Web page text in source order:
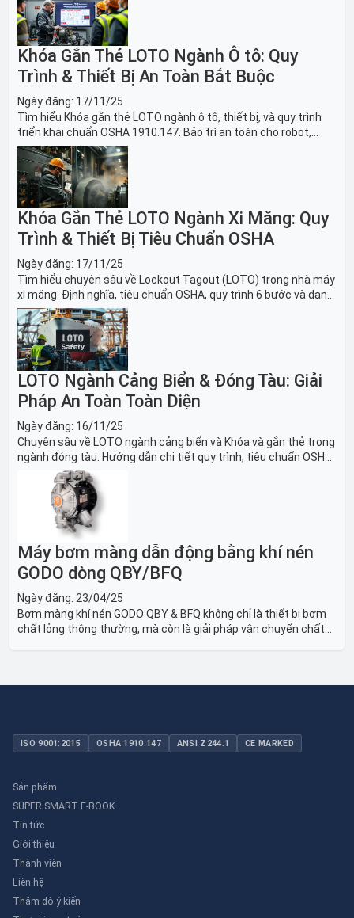
Khóa Gắn Thẻ LOTO Ngành Ô tô: Quy
Trình & Thiết Bị An Toàn Bắt Buộc
Ngày đăng: 17/11/25
Tìm hiểu Khóa gắn thẻ LOTO ngành ô tô, thiết bị, và quy trình
triển khai chuẩn OSHA 1910.147. Bảo trì an toàn cho robot,
băng tải sản xuất ô tô và dây chuyền lắp ráp xe hơi.
Khóa Gắn Thẻ LOTO Ngành Xi Măng: Quy
Trình & Thiết Bị Tiêu Chuẩn OSHA
Ngày đăng: 17/11/25
Tìm hiểu chuyên sâu về Lockout Tagout (LOTO) trong nhà máy
xi măng: Định nghĩa, tiêu chuẩn OSHA, quy trình 6 bước và danh
sách thiết bị LOTO thiết yếu. Giải pháp bảo trì lò nung, máy
nghiền an toàn.
LOTO Ngành Cảng Biển & Đóng Tàu: Giải
Pháp An Toàn Toàn Diện
Ngày đăng: 16/11/25
Chuyên sâu về LOTO ngành cảng biển và Khóa và gắn thẻ trong
ngành đóng tàu. Hướng dẫn chi tiết quy trình, tiêu chuẩn OSHA,
thiết bị và Giải pháp LOTO trong công nghiệp đóng tàu toàn
Máy bơm màng dẫn động bằng khí nén
GODO dòng QBY/BFQ
Ngày đăng: 23/04/25
Bơm màng khí nén GODO QBY & BFQ không chỉ là thiết bị bơm
chất lỏng thông thường, mà còn là giải pháp vận chuyển chất
ISO 9001:2015 OSHA 1910.147 ANSI Z244.1 CE MARKED
Sản phẩm
SUPER SMART E-BOOK
Tin tức
Giới thiệu
Thành viên
Liên hệ
Thăm dò ý kiến